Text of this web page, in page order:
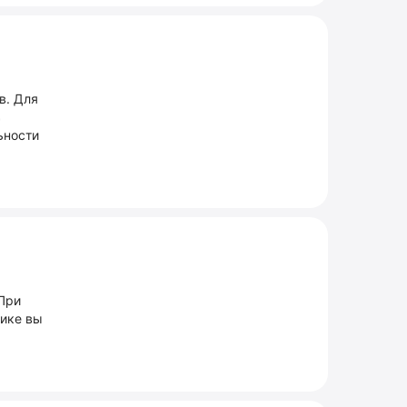
Для
вы